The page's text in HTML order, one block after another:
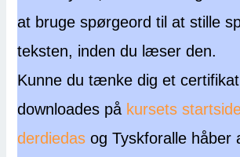
at bruge spørgeord til at stille
teksten, inden du læser den.
Kunne du tænke dig et
downloades på kursets
derdiedas og Tyskforalle håber